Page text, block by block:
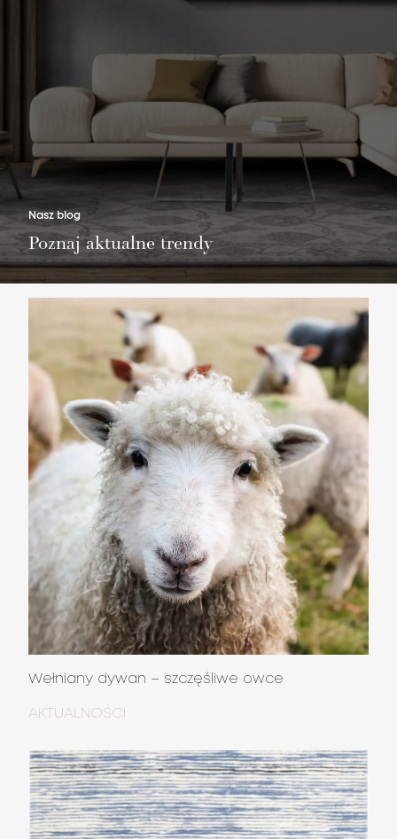
Nie masz produktów w ulubionych
Nie masz produktów w koszyku
Nasz blog
Poznaj aktualne trendy
Wełniany dywan – szczęśliwe owce
AKTUALNOŚCI